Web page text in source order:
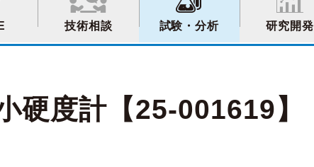
技術相談 試験・分析 研究開発
硬度計【25-001619】